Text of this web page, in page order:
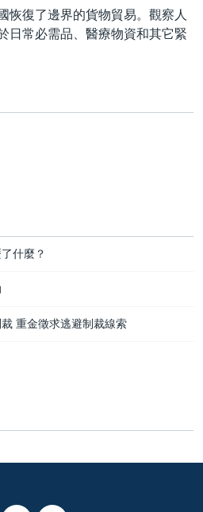
恢復了邊界的貨物貿易。觀察人
日常必需品、醫療物資和其它緊
什麼？
重金徵求逃避制裁線索